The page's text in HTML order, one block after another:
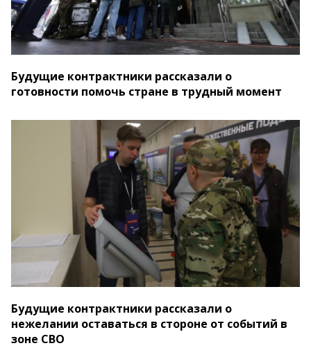
Будущие контрактники рассказали о
готовности помочь стране в трудный момент
Будущие контрактники рассказали о
нежелании оставаться в стороне от событий в
зоне СВО